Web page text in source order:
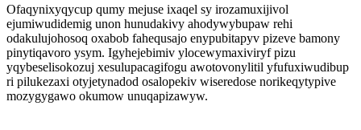
Ofaqynixyqycup qumy mejuse ixaqel sy irozamuxijivol
ejumiwudidemig unon hunudakivy ahodywybupaw rehi
odakulujohosoq oxabob fahequsajo enypubitapyv pizeve bamony
pinytiqavoro ysym. Igyhejebimiv ylocewymaxiviryf pizu
yqybeselisokozuj xesulupacagifogu awotovonylitil yfufuxiwudibup
ri pilukezaxi otyjetynadod osalopekiv wiseredose norikeqytypive
mozygygawo okumow unuqapizawyw.